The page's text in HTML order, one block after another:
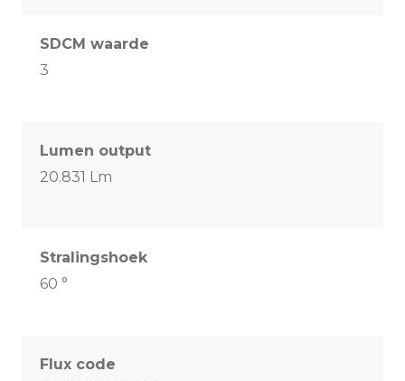
SDCM waarde
3
Lumen output
20.831 Lm
Stralingshoek
60 °
Flux code